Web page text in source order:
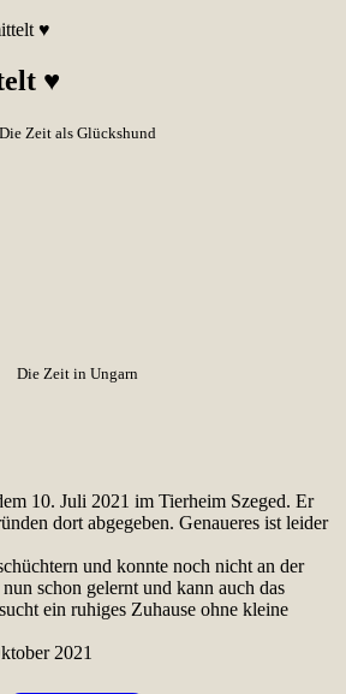
♥
♥
Die Zeit als Glückshund
Die Zeit in Ungarn
10. Juli 2021 im Tierheim Szeged. Er
dort abgegeben. Genaueres ist leider
und konnte noch nicht an der
schon gelernt und kann auch das
ein ruhiges Zuhause ohne kleine
2021